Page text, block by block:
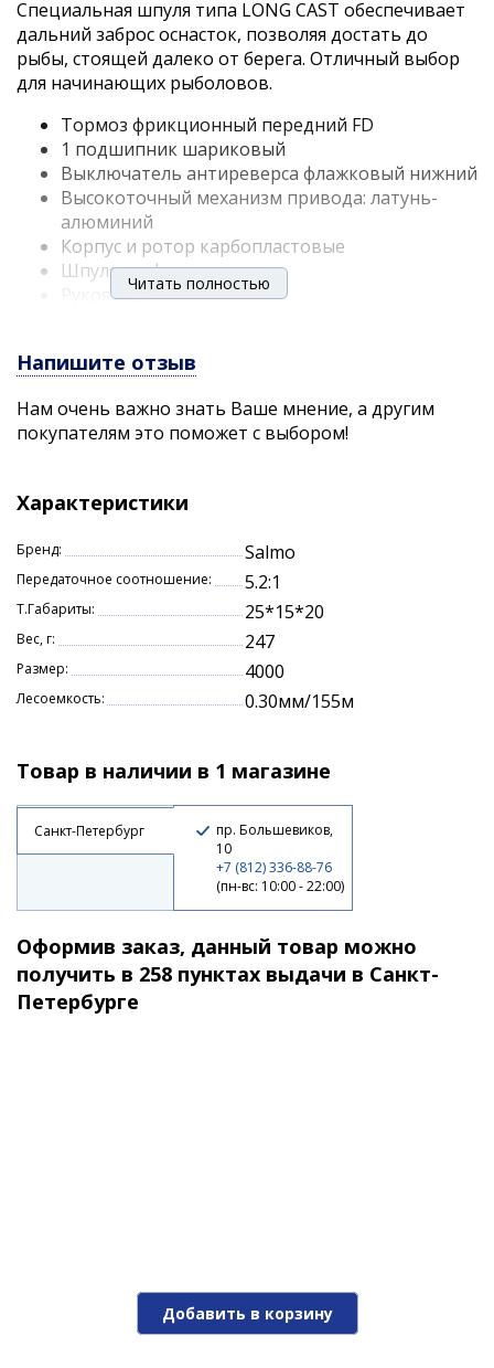
Специальная шпуля типа LONG CAST обеспечивает
дальний заброс оснасток, позволяя достать до
рыбы, стоящей далеко от берега. Отличный выбор
для начинающих рыболовов.
Тормоз фрикционный передний FD
1 подшипник шариковый
Выключатель антиреверса флажковый нижний
Высокоточный механизм привода: латунь-
алюминий
Корпус и ротор карбопластовые
Шпуля графитовая
Рукоятка:
с возможностью право левосторонней
Ручка (кноб) эргономичная пластиковая
Читать полностью
Напишите отзыв
Нам очень важно знать Ваше мнение, а другим
покупателям это поможет с выбором!
Характеристики
Бренд: Salmo
Передаточное соотношение: 5.2:1
Т.Габариты: 25*15*20
Вес, г: 247
Размер: 4000
Лесоемкость: 0.30мм/155м
Товар в наличии в 1 магазине
Санкт-Петербург
пр. Большевиков,
10
+7 (812) 336-88-76
(пн-вс: 10:00 - 22:00)
Оформив заказ, данный товар можно
получить в 258 пунктах выдачи в Санкт-
Петербурге
Добавить в корзину